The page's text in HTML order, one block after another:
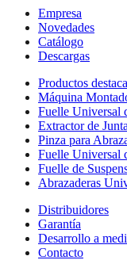
Empresa
Novedades
Catálogo
Descargas
Productos
Máquina
Fuelle Universal
Extractor de
Pinza para
Fuelle Universal
Fuelle de
Abrazaderas
Distribuidores
Garantía
Desarrollo a
Contacto